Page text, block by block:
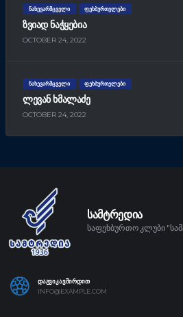
ᲜᲐᲮᲔᲕᲐᲠᲛᲪᲕᲔᲚᲘ ᲤᲔᲮᲑᲣᲠᲗᲔᲚᲔᲑᲘ
ᲖᲕᲘᲐᲓ ᲜᲐᲭᲧᲔᲑᲘᲐ
OCTOBER 24, 2022
ᲜᲐᲮᲔᲕᲐᲠᲛᲪᲕᲔᲚᲘ ᲤᲔᲮᲑᲣᲠᲗᲔᲚᲔᲑᲘ
ᲚᲔᲕᲐᲜ ᲮᲛᲐᲚᲐᲫᲔ
OCTOBER 24, 2022
ᲡᲐᲛᲢᲠᲔᲓᲘᲐ
საფეხბურთო კლუბი
ᲓᲐᲒᲕᲘᲙᲐᲕᲨᲘᲠᲓᲘᲗ
INFO@EXAMPLE.COM